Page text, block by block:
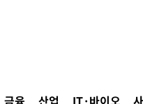
금융 산업 IT·바이오
스닥 1.3%↑
표율 45.42%로 1위… 정